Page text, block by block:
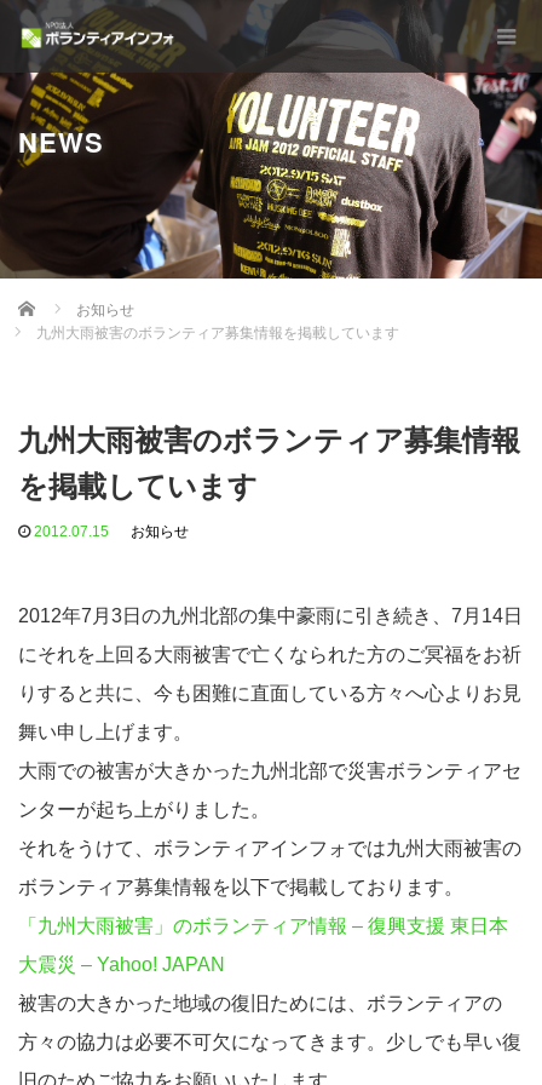
NEWS
Home
お知らせ
九州大雨被害のボランティア募集情報を掲載しています
九州大雨被害のボランティア募集情報
を掲載しています
2012.07.15 お知らせ
2012年7月3日の九州北部の集中豪雨に引き続き、7月14日
にそれを上回る大雨被害で亡くなられた方のご冥福をお祈
りすると共に、今も困難に直面している方々へ心よりお見
舞い申し上げます。
大雨での被害が大きかった九州北部で災害ボランティアセ
ンターが起ち上がりました。
それをうけて、ボランティアインフォでは九州大雨被害の
ボランティア募集情報を以下で掲載しております。
「九州大雨被害」のボランティア情報 – 復興支援 東日本
大震災 – Yahoo! JAPAN
被害の大きかった地域の復旧ためには、ボランティアの
方々の協力は必要不可欠になってきます。少しでも早い復
旧のためご協力をお願いいたします。